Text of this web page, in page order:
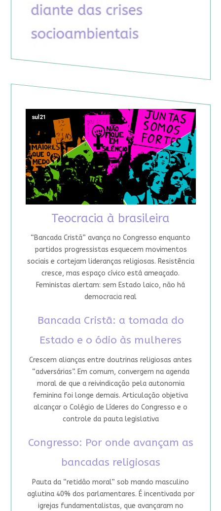
Teocracia à brasileira
“Bancada Cristã” avança no Congresso enquanto
partidos progressistas esquecem movimentos
sociais e cortejam lideranças religiosas. Resistência
cresce, mas espaço cívico está ameaçado.
Feministas alertam: sem Estado laico, não há
democracia real
Bancada Cristã: a tomada do
Estado e o ódio às mulheres
Crescem alianças entre doutrinas religiosas antes
“adversárias”. Em comum, convergem na agenda
moral de que a reivindicação pela autonomia
feminina foi longe demais. Articulação objetiva
alcançar o Colégio de Líderes do Congresso e o
controle da pauta legislativa
Congresso: Por onde avançam as
bancadas religiosas
Pauta da “retidão moral” sob mando masculino
aglutina 40% dos parlamentares. É incentivada por
igrejas fundamentalistas, que avançaram no